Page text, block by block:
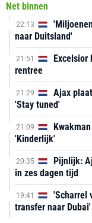
Net binnen
22:13
naar Duitsland'
21:51
Excelsior
rentree
21:29
Ajax
'Stay tuned'
21:09
'Kinderlijk'
20:35
Pijnlijk:
in zes dagen tijd
19:41
'Scharrel
transfer naar Dubai'